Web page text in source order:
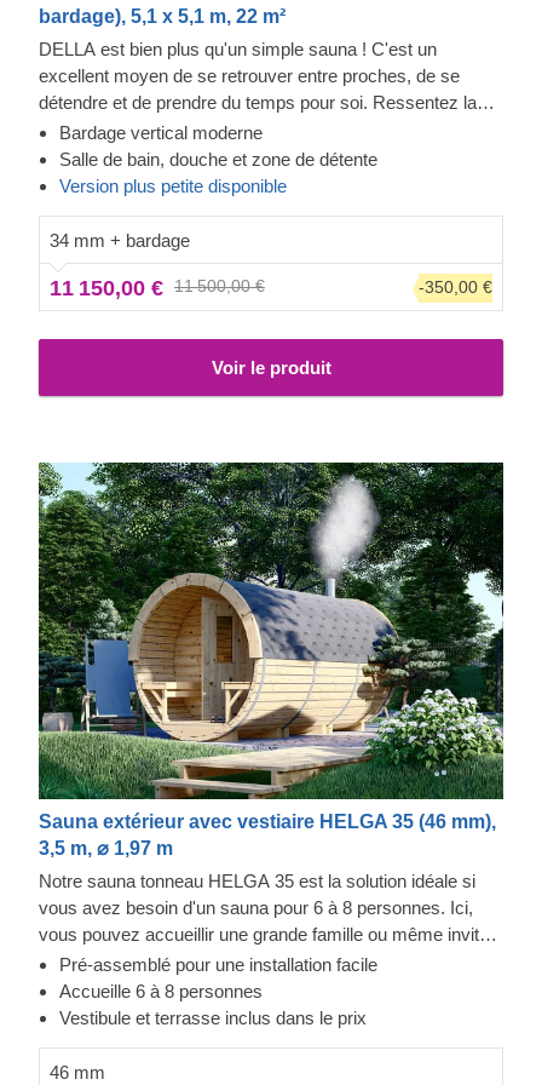
bardage), 5,1 x 5,1 m, 22 m²
DELLA est bien plus qu'un simple sauna ! C'est un
excellent moyen de se retrouver entre proches, de se
détendre et de prendre du temps pour soi. Ressentez la
chaleur dans cette structure moderne et regardez à travers
les fenêtres allant presque du sol au plafond tout en
sentant le stress quitter votre corps. Les zones
facilement, tandis que le coin salon vous incitera à
prolonger vos moments de détente. Le bardage ajoute une
autre couche, qui contribue à la solidité et à l'isolation de la
construction, tout en créant un aspect élégant et propre.
Bardage vertical moderne
Salle de bain, douche et zone de détente
Version plus petite disponible
34 mm + bardage
11 150,00 € 11 500,00 € -350,00 €
Voir le produit
Sauna extérieur avec vestiaire HELGA 35 (46 mm),
3,5 m, ⌀ 1,97 m
Notre sauna tonneau HELGA 35 est la solution idéale si
vous avez besoin d'un sauna pour 6 à 8 personnes. Ici,
vous pouvez accueillir une grande famille ou même inviter
des amis et des voisins. Comme tous les saunas
tonneaux de notre gamme, celui-ci est fabriqué en pin
robuste de 46 mm d'épaisseur (ou en Thermowood traité
assemblé. Une terrasse de 0,6 m de long avec deux
Pré-assemblé pour une installation facile
Accueille 6 à 8 personnes
Vestibule et terrasse inclus dans le prix
46 mm